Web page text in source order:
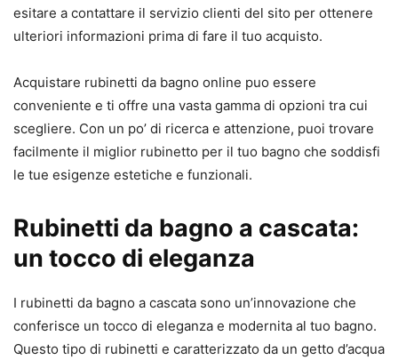
esitare a contattare il servizio clienti del sito per ottenere
ulteriori informazioni prima di fare il tuo acquisto.
Acquistare rubinetti da bagno online puo essere
conveniente e ti offre una vasta gamma di opzioni tra cui
scegliere. Con un po’ di ricerca e attenzione, puoi trovare
facilmente il miglior rubinetto per il tuo bagno che soddisfi
le tue esigenze estetiche e funzionali.
Rubinetti da bagno a cascata:
un tocco di eleganza
I rubinetti da bagno a cascata sono un’innovazione che
conferisce un tocco di eleganza e modernita al tuo bagno.
Questo tipo di rubinetti e caratterizzato da un getto d’acqua